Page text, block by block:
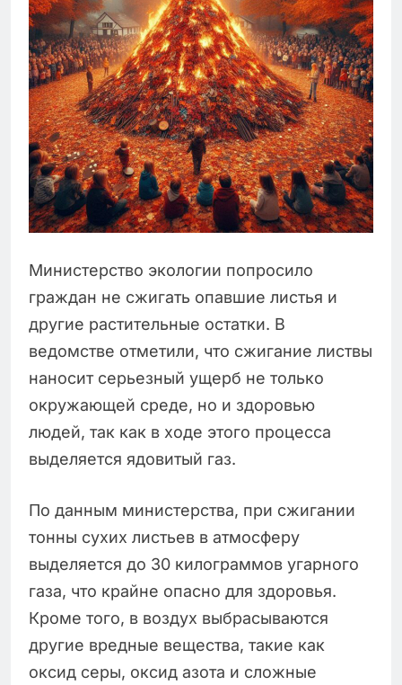
Министерство экологии попросило
граждан не сжигать опавшие листья и
другие растительные остатки. В
ведомстве отметили, что сжигание листвы
наносит серьезный ущерб не только
окружающей среде, но и здоровью
людей, так как в ходе этого процесса
выделяется ядовитый газ.
По данным министерства, при сжигании
тонны сухих листьев в атмосферу
выделяется до 30 килограммов угарного
газа, что крайне опасно для здоровья.
Кроме того, в воздух выбрасываются
другие вредные вещества, такие как
оксид серы, оксид азота и сложные